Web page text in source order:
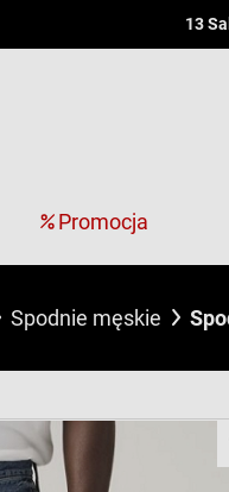
13
Promocja
Spodnie męskie